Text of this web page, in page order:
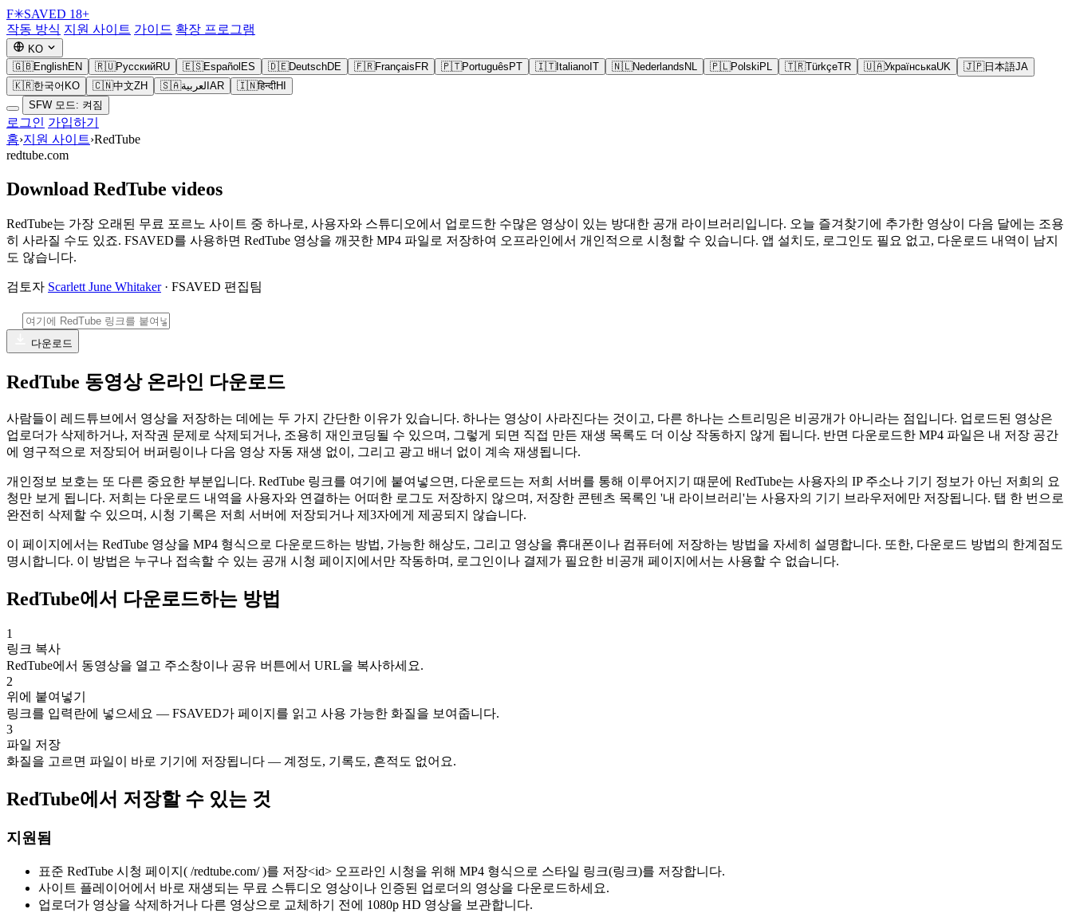
F✳SAVED 18+
작동 방식 지원 사이트 가이드 확장 프로그램
KO
🇬🇧EnglishEN 🇷🇺РусскийRU 🇪🇸Español ES 🇩🇪DeutschDE 🇫🇷Français FR 🇵🇹Português PT 🇮🇹Italiano IT 🇳🇱Nederlands NL 🇵🇱Polski PL 🇹🇷TürkçeTR 🇺🇦УкраїнськаUK 🇯🇵日本語JA
🇰🇷한국어 KO 🇨🇳中文ZH 🇸🇦العربية AR 🇮🇳हिन्दीHI
SFW 모드: 켜짐
로그인 가입하기
홈›지원 사이트›RedTube
redtube.com
Download RedTube videos
RedTube는 가장 오래된 무료 포르노 사이트 중 하나로, 사용자와 스튜디오에서 업로드한 수많은 영상이 있는 방대한 공개 라이브러리입니다. 오늘 즐겨찾기에 추가한 영상이 다음 달에는 조용
히 사라질 수도 있죠. FSAVED를 사용하면 RedTube 영상을 깨끗한 MP4 파일로 저장하여 오프라인에서 개인적으로 시청할 수 있습니다. 앱 설치도, 로그인도 필요 없고, 다운로드 내역이 남지
도 않습니다.
검토자 Scarlett June Whitaker· FSAVED 편집팀
다운로드
RedTube 동영상 온라인 다운로드
사람들이 레드튜브에서 영상을 저장하는 데에는 두 가지 간단한 이유가 있습니다. 하나는 영상이 사라진다는 것이고, 다른 하나는 스트리밍은 비공개가 아니라는 점입니다. 업로드된 영상은
업로더가 삭제하거나, 저작권 문제로 삭제되거나, 조용히 재인코딩될 수 있으며, 그렇게 되면 직접 만든 재생 목록도 더 이상 작동하지 않게 됩니다. 반면 다운로드한 MP4 파일은 내 저장 공간
에 영구적으로 저장되어 버퍼링이나 다음 영상 자동 재생 없이, 그리고 광고 배너 없이 계속 재생됩니다.
개인정보 보호는 또 다른 중요한 부분입니다. RedTube 링크를 여기에 붙여넣으면, 다운로드는 저희 서버를 통해 이루어지기 때문에 RedTube는 사용자의 IP 주소나 기기 정보가 아닌 저희의 요
청만 보게 됩니다. 저희는 다운로드 내역을 사용자와 연결하는 어떠한 로그도 저장하지 않으며, 저장한 콘텐츠 목록인 '내 라이브러리'는 사용자의 기기 브라우저에만 저장됩니다. 탭 한 번으로
완전히 삭제할 수 있으며, 시청 기록은 저희 서버에 저장되거나 제3자에게 제공되지 않습니다.
이 페이지에서는 RedTube 영상을 MP4 형식으로 다운로드하는 방법, 가능한 해상도, 그리고 영상을 휴대폰이나 컴퓨터에 저장하는 방법을 자세히 설명합니다. 또한, 다운로드 방법의 한계점도
명시합니다. 이 방법은 누구나 접속할 수 있는 공개 시청 페이지에서만 작동하며, 로그인이나 결제가 필요한 비공개 페이지에서는 사용할 수 없습니다.
RedTube에서 다운로드하는 방법
1
링크 복사
RedTube에서 동영상을 열고 주소창이나 공유 버튼에서 URL을 복사하세요.
2
위에 붙여넣기
링크를 입력란에 넣으세요 — FSAVED가 페이지를 읽고 사용 가능한 화질을 보여줍니다.
3
파일 저장
화질을 고르면 파일이 바로 기기에 저장됩니다 — 계정도, 기록도, 흔적도 없어요.
RedTube에서 저장할 수 있는 것
지원됨
표준 RedTube 시청 페이지( /redtube.com/ )를 저장<id> 오프라인 시청을 위해 MP4 형식으로 스타일 링크(링크)를 저장합니다.
사이트 플레이어에서 바로 재생되는 무료 스튜디오 영상이나 인증된 업로더의 영상을 다운로드하세요.
업로더가 영상을 삭제하거나 다른 영상으로 교체하기 전에 1080p HD 영상을 보관합니다.